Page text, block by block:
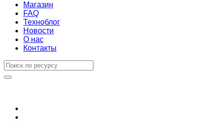
Магазин
FAQ
Техноблог
Новости
О нас
Контакты